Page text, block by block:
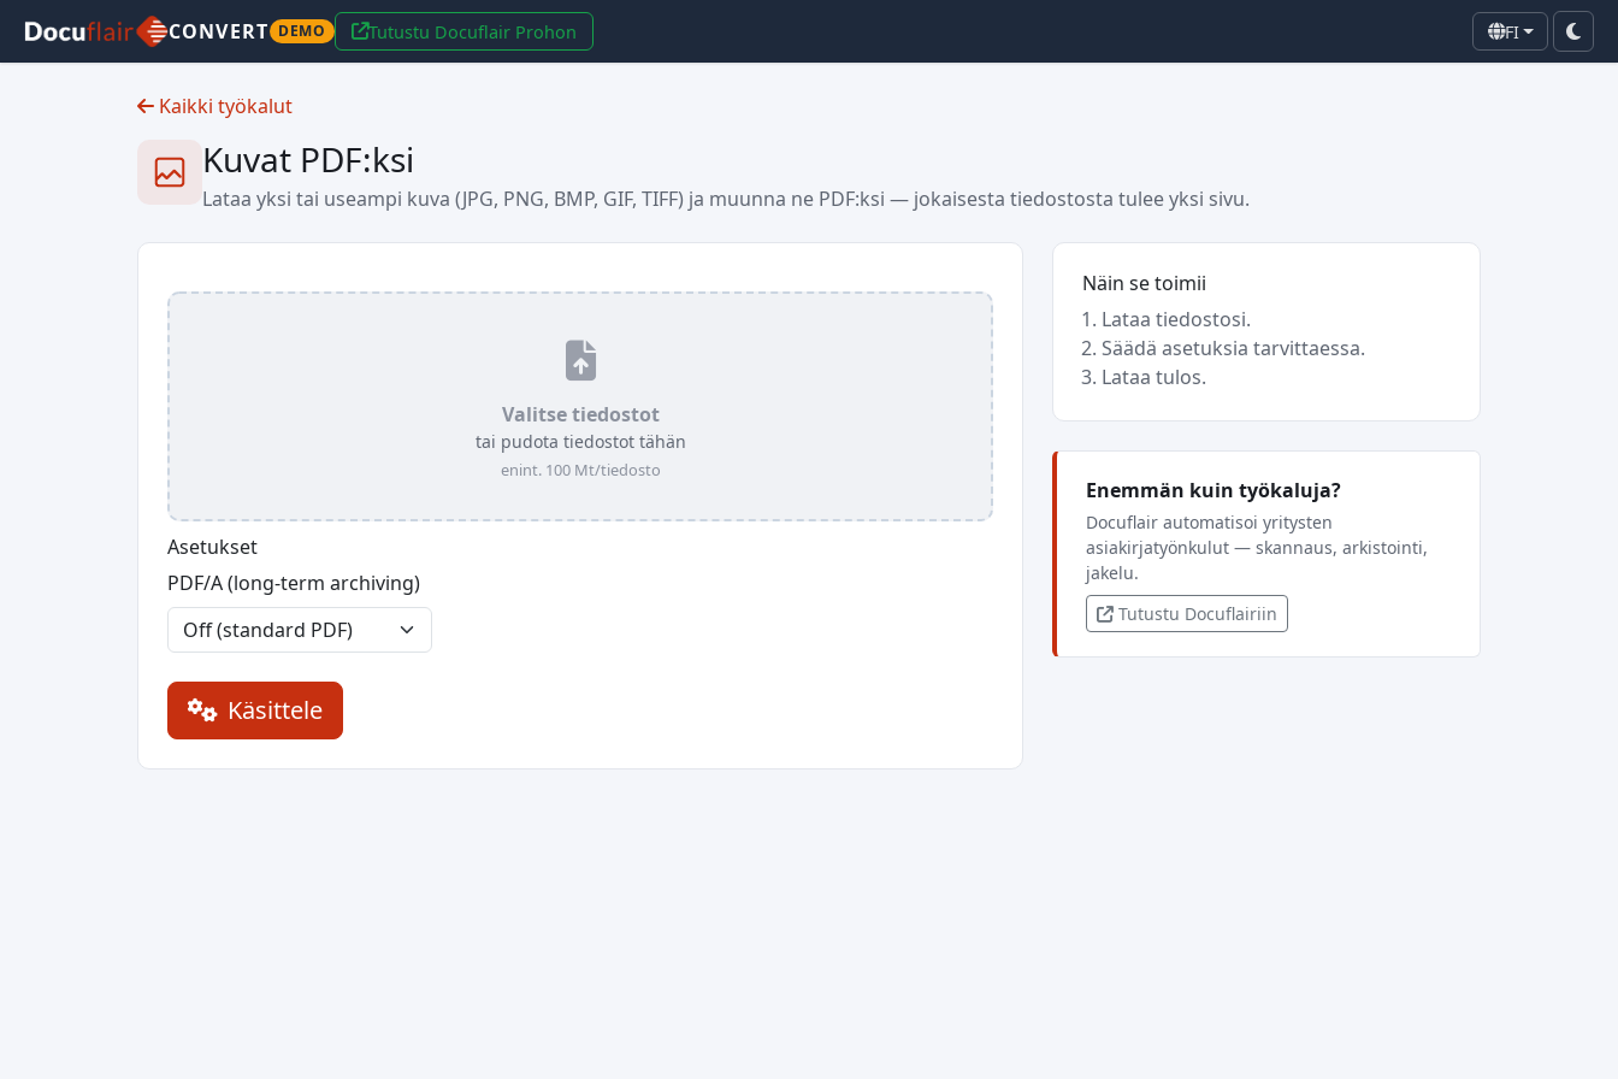
CONVERT DEMO Tutustu Docuflair Prohon FI
Kaikki työkalut
Kuvat PDF:ksi
Lataa yksi tai useampi kuva (JPG, PNG, BMP, GIF, TIFF) ja muunna ne PDF:ksi — jokaisesta tiedostosta tulee yksi sivu.
Valitse tiedostot
tai pudota tiedostot tähän
enint. 100 Mt/tiedosto
Asetukset
PDF/A (long-term archiving)
Käsittele
Näin se toimii
Lataa tiedostosi.
Säädä asetuksia tarvittaessa.
Lataa tulos.
Enemmän kuin työkaluja?
Docuflair automatisoi yritysten
asiakirjatyönkulut — skannaus, arkistointi,
jakelu.
Tutustu Docuflairiin